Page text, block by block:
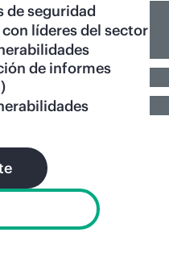
de seguridad
líderes del sector
de informes